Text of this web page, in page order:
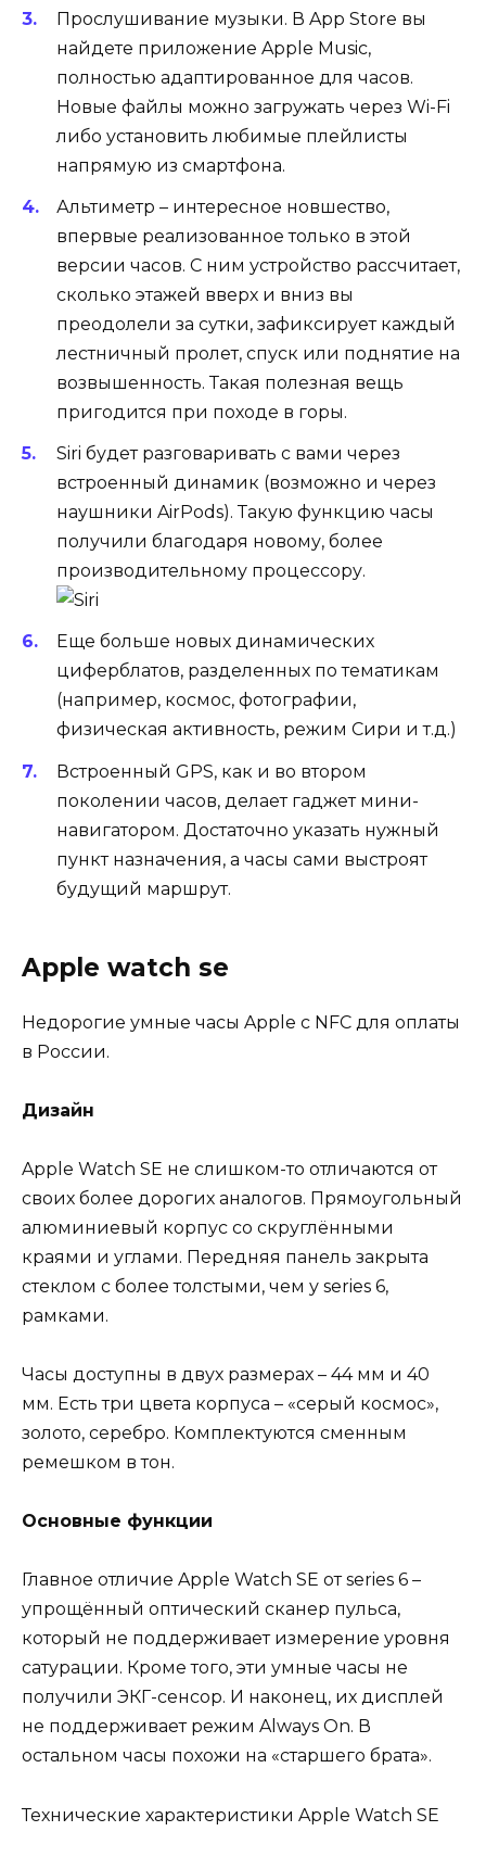
Прослушивание музыки. В App Store вы
найдете приложение Apple Music,
полностью адаптированное для часов.
Новые файлы можно загружать через Wi-Fi
либо установить любимые плейлисты
напрямую из смартфона.
Альтиметр – интересное новшество,
впервые реализованное только в этой
версии часов. С ним устройство рассчитает,
сколько этажей вверх и вниз вы
преодолели за сутки, зафиксирует каждый
лестничный пролет, спуск или поднятие на
возвышенность. Такая полезная вещь
пригодится при походе в горы.
Siri будет разговаривать с вами через
встроенный динамик (возможно и через
наушники AirPods). Такую функцию часы
получили благодаря новому, более
производительному процессору.
Еще больше новых динамических
циферблатов, разделенных по тематикам
(например, космос, фотографии,
физическая активность, режим Сири и т.д.)
Встроенный GPS, как и во втором
поколении часов, делает гаджет мини-
навигатором. Достаточно указать нужный
пункт назначения, а часы сами выстроят
будущий маршрут.
Apple watch se
Недорогие умные часы Apple с NFC для оплаты
в России.
Дизайн
Apple Watch SE не слишком-то отличаются от
своих более дорогих аналогов. Прямоугольный
алюминиевый корпус со скруглёнными
краями и углами. Передняя панель закрыта
стеклом с более толстыми, чем у series 6,
рамками.
Часы доступны в двух размерах – 44 мм и 40
мм. Есть три цвета корпуса – «серый космос»,
золото, серебро. Комплектуются сменным
ремешком в тон.
Основные функции
Главное отличие Apple Watch SE от series 6 –
упрощённый оптический сканер пульса,
который не поддерживает измерение уровня
сатурации. Кроме того, эти умные часы не
получили ЭКГ-сенсор. И наконец, их дисплей
не поддерживает режим Always On. В
остальном часы похожи на «старшего брата».
Технические характеристики Apple Watch SE